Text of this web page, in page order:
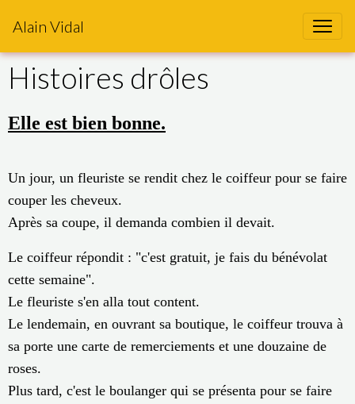
Alain Vidal
Histoires drôles
Elle est bien bonne.
Un jour, un fleuriste se rendit chez le coiffeur pour se faire
couper les cheveux.
Après sa coupe, il demanda combien il devait.
Le coiffeur répondit : "c'est gratuit, je fais du bénévolat
cette semaine".
Le fleuriste s'en alla tout content.
Le lendemain, en ouvrant sa boutique, le coiffeur trouva à
sa porte une carte de remerciements et une douzaine de
roses.
Plus tard, c'est le boulanger qui se présenta pour se faire